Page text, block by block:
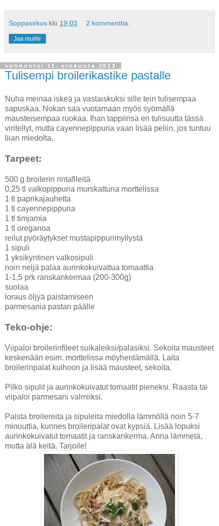
Soppasirkus klo 19.03 2 kommenttia:
Jaa muille
sunnuntai 11. elokuuta 2013
Tulisempi broilerikastike pastalle
Nuha meinaa iskeä ja vastaiskuksi sille tein tulisempaa
sapuskaa. Nokan saa vuotamaan myös syömällä
mausteisempaa ruokaa. Ihan tappiinsa en tulisuutta tässä
viritellyt, mutta cayennepippuria vaan lisää peliin, jos tuntuu
liian miedolta.
Tarpeet:
500 g broilerin rintafileitä
0,25 tl valkopippuria murskattuna morttelissa
1 tl paprikajauhetta
1 tl cayennepippuria
1 tl timjamia
1 tl oreganoa
reilut pyöräytykset mustapippurimyllystä
1 sipuli
1 yksikyntinen valkosipuli
noin neljä palaa aurinkokuivattua tomaattia
1-1,5 prk ranskankermaa (200-300g)
suolaa
loraus öljyä paistamiseen
parmesania pastan päälle
Teko-ohje:
Viipaloi broilerinfileet suikaleiksi/palasiksi. Sekoita mausteet
keskenään esim. morttelissa möyhentämällä. Laita
broilerinpalat kulhoon ja lisää mausteet, sekoita.
Pilko sipulit ja aurinkokuivatut tomaatit pieneksi. Raasta tai
viipaloi parmesani valmiiksi.
Paista broilereita ja sipuleita miedolla lämmöllä noin 5-7
minuuttia, kunnes broileripalat ovat kypsiä. Lisää lopuksi
aurinkokuivatut tomaatit ja ranskankerma. Anna lämmetä,
mutta älä keitä. Tarjoile!